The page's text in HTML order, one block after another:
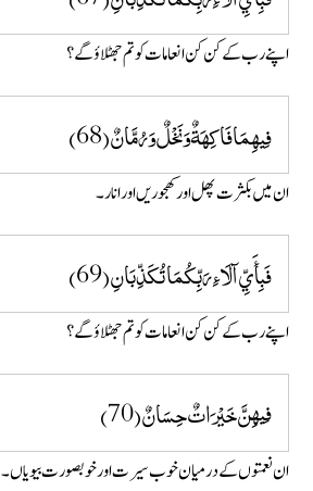
اپنے رب کے کن کن انعامات کو تم جھٹلاؤ گے ؟
فِيهِمَا فَاكِهَةٌ وَنَخْلٌ وَرُمَّانٌ (68)
ان میں بکثرت پھل اور کھجوریں اور انار ۔
فَبِأَيِّ آلَاءِ رَبِّكُمَا تُكَذِّبَانِ (69)
اپنے رب کے کن کن انعامات کو تم جھٹلاؤ گے ؟
فِيهِنَّ خَيْرَاتٌ حِسَانٌ (70)
ان نعمتوں کے درمیان خوب سیرت اور خوبصورت بیویاں ۔